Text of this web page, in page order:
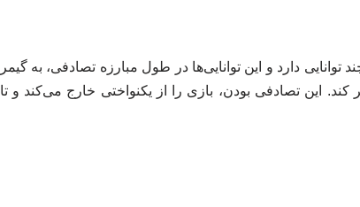
دارد و این توانایی‌ها در طول مبارزه تصادفی، به گیمر
این تصادفی بودن، بازی را از یکنواختی خارج می‌کند و تا